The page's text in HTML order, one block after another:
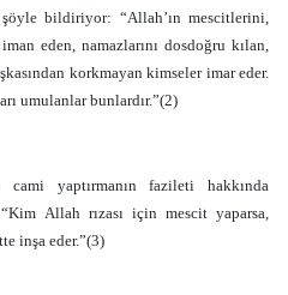
şöyle bildiriyor: “Allah’ın mescitlerini,
eden, namazlarını dosdoğru kılan,
korkmayan kimseler imar eder.
umulanlar bunlardır.”(2)
cami yaptırmanın fazileti hakkında
Allah rızası için mescit yaparsa,
inşa eder.”(3)